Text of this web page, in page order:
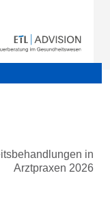
in
Arztpraxen 2026